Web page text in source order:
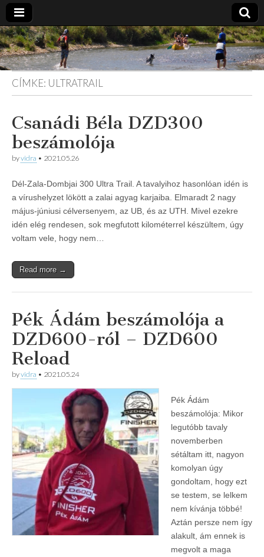
Vidra
Vízitúra
… vízitúra
szervezés,
vadvíz,
kajakoktatás,
kajak-kenu
bolt,
CÍMKE: ULTRATRAIL
Csanádi Béla DZD300
beszámolója
byvidra • 2021.05.26
Dél-Zala-Dombjai 300 Ultra Trail. A tavalyihoz hasonlóan idén is
a vírushelyzet lökött a zalai agyag karjaiba. Elmaradt 2 nagy
május-júniusi célversenyem, az UB, és az UTH. Mivel ezekre
idén elég rendesen, sok megfutott kilométerrel készültem, úgy
voltam vele, hogy nem…
Read more →
Pék Ádám beszámolója a
DZD600-ról – DZD600
Reload
byvidra • 2021.05.24
Pék Ádám
beszámolója: Mikor
legutóbb tavaly
novemberben
sétáltam itt, nagyon
komolyan úgy
gondoltam, hogy ezt
se testem, se lelkem
nem kívánja többé!
Aztán persze nem így
alakult, ám ennek is
megvolt a maga